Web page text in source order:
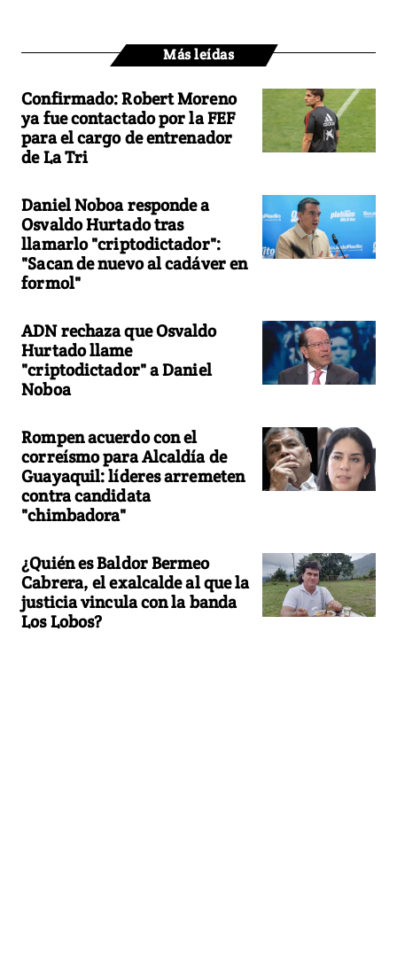
Más leídas
Confirmado: Robert Moreno
ya fue contactado por la FEF
para el cargo de entrenador
de La Tri
Daniel Noboa responde a
Osvaldo Hurtado tras
llamarlo "criptodictador":
"Sacan de nuevo al cadáver en
formol"
ADN rechaza que Osvaldo
Hurtado llame
"criptodictador" a Daniel
Noboa
Rompen acuerdo con el
correísmo para Alcaldía de
Guayaquil: líderes arremeten
contra candidata
"chimbadora"
¿Quién es Baldor Bermeo
Cabrera, el exalcalde al que la
justicia vincula con la banda
Los Lobos?